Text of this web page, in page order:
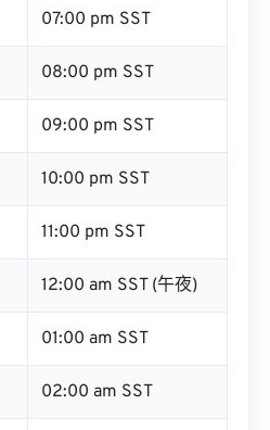
07:00 pm SST
08:00 pm SST
09:00 pm SST
10:00 pm SST
11:00 pm SST
12:00 am SST (午夜)
01:00 am SST
02:00 am SST